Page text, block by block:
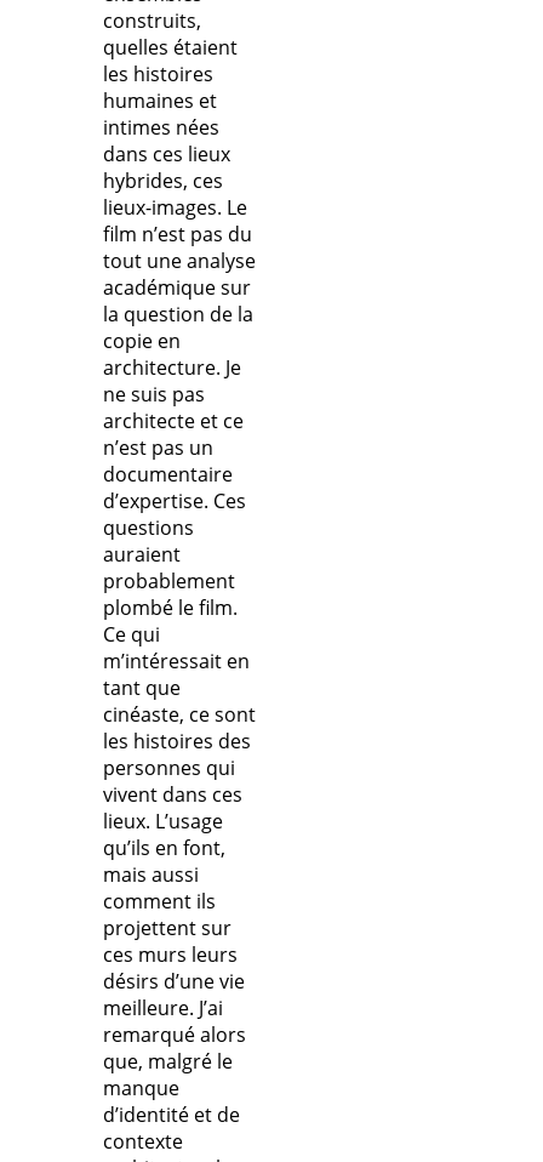
construits,
quelles étaient
les histoires
humaines et
intimes nées
dans ces lieux
hybrides, ces
lieux-images. Le
film n’est pas du
tout une analyse
académique sur
la question de la
copie en
architecture. Je
ne suis pas
architecte et ce
n’est pas un
documentaire
d’expertise. Ces
questions
auraient
probablement
plombé le film.
Ce qui
m’intéressait en
tant que
cinéaste, ce sont
les histoires des
personnes qui
vivent dans ces
lieux. L’usage
qu’ils en font,
mais aussi
comment ils
projettent sur
ces murs leurs
désirs d’une vie
meilleure. J’ai
remarqué alors
que, malgré le
manque
d’identité et de
contexte